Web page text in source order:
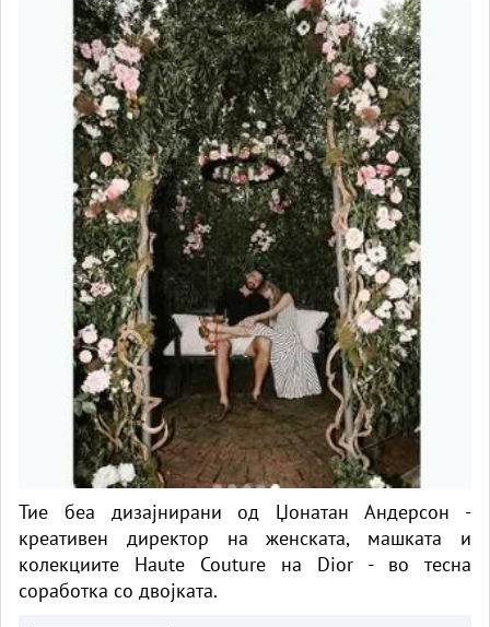
Тие беа дизајнирани од Џонатан Андерсон -
креативен директор на женската, машката и
колекциите Haute Couture на Dior - во тесна
соработка со двојката.